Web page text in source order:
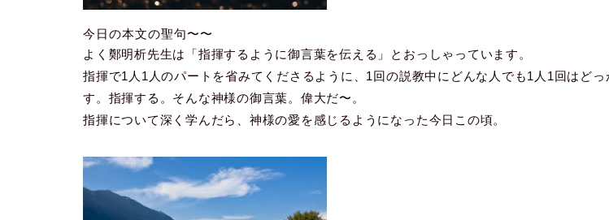
今日の本文の聖句〜〜
よく鄭明析先生は「指揮するように御言葉を伝える」とおっしゃっています。
指揮で1人1人のパートを省みてくださるように、1回の説教中にどんな人でも1人1回はどっ
す。指揮する。そんな神様の御言葉。偉大だ〜。
指揮について深く学んだら、神様の愛を感じるようになった今日この頃。